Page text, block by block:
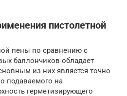
пистолетной
пены по сравнению с
баллончиков обладает
из них является точно
подаваемого на
герметизирующего